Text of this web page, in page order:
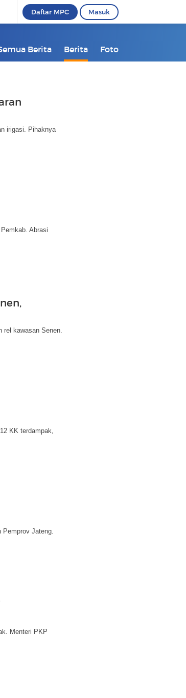
Daftar MPC Masuk
Berita Berita Foto
irigasi. Pihaknya
Abrasi
rel kawasan Senen.
KK terdampak,
Pemprov Jateng.
Menteri PKP